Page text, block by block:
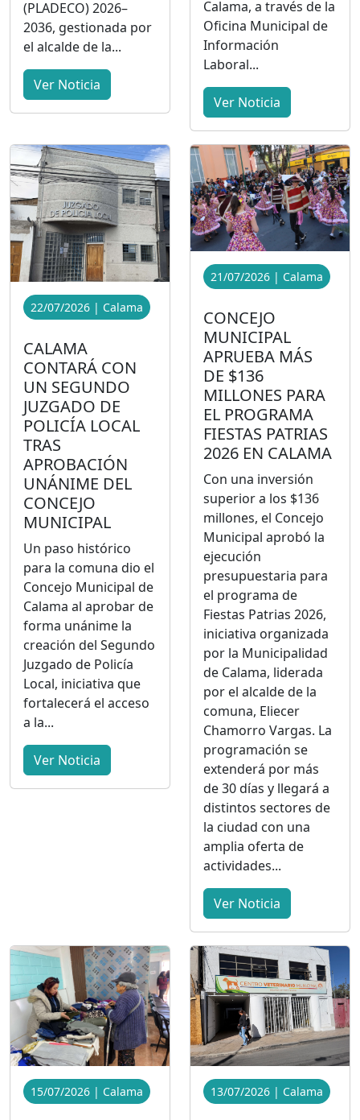
(PLADECO) 2026–
2036, gestionada por
el alcalde de la...
Ver Noticia
Calama, a través de la
Oficina Municipal de
Información
Laboral...
Ver Noticia
22/07/2026 | Calama
CALAMA
CONTARÁ CON
UN SEGUNDO
JUZGADO DE
POLICÍA LOCAL
TRAS
APROBACIÓN
UNÁNIME DEL
CONCEJO
MUNICIPAL
Un paso histórico
para la comuna dio el
Concejo Municipal de
Calama al aprobar de
forma unánime la
creación del Segundo
Juzgado de Policía
Local, iniciativa que
fortalecerá el acceso
a la...
Ver Noticia
21/07/2026 | Calama
CONCEJO
MUNICIPAL
APRUEBA MÁS
DE $136
MILLONES PARA
EL PROGRAMA
FIESTAS PATRIAS
2026 EN CALAMA
Con una inversión
superior a los $136
millones, el Concejo
Municipal aprobó la
ejecución
presupuestaria para
el programa de
Fiestas Patrias 2026,
iniciativa organizada
por la Municipalidad
de Calama, liderada
por el alcalde de la
comuna, Eliecer
Chamorro Vargas. La
programación se
extenderá por más
de 30 días y llegará a
distintos sectores de
la ciudad con una
amplia oferta de
actividades...
Ver Noticia
15/07/2026 | Calama 13/07/2026 | Calama